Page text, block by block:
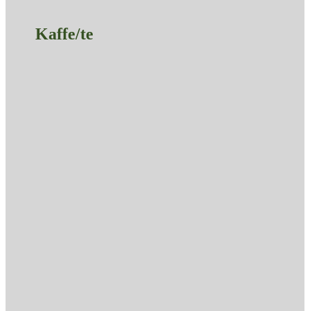
Kaffe/te